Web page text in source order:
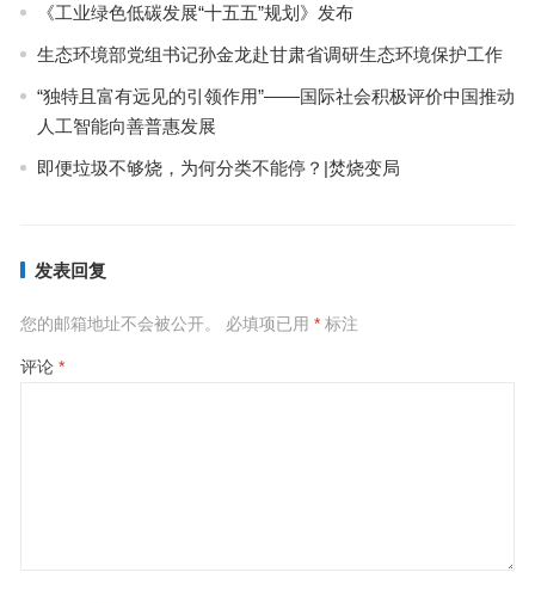
《工业绿色低碳发展“十五五”规划》发布
生态环境部党组书记孙金龙赴甘肃省调研生态环境保护工作
“独特且富有远见的引领作用”——国际社会积极评价中国推动
人工智能向善普惠发展
即便垃圾不够烧，为何分类不能停？|焚烧变局
发表回复
您的邮箱地址不会被公开。 必填项已用 *标注
评论 *